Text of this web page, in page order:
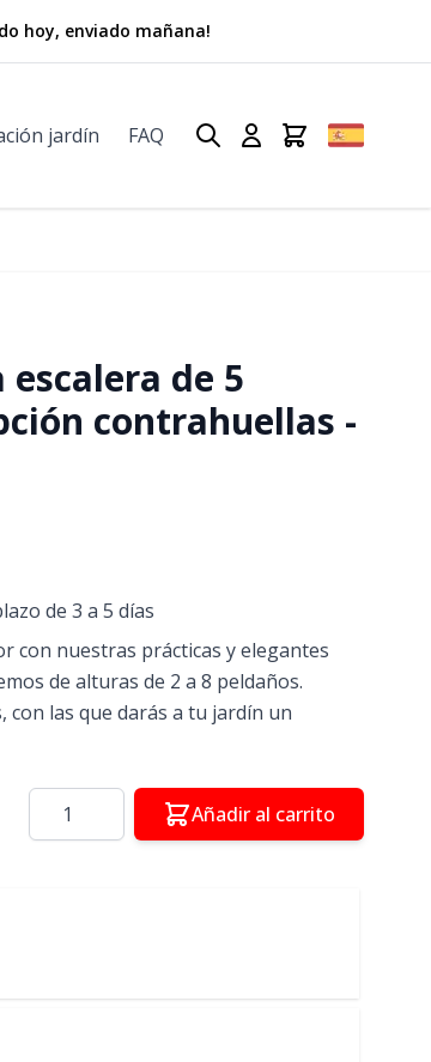
hoy, enviado mañana!
jardín FAQ
de 5
contrahuellas -
de 3 a 5 días
con nuestras prácticas y elegantes
de alturas de 2 a 8 peldaños.
las que darás a tu jardín un
Cantidad Añadir al carrito